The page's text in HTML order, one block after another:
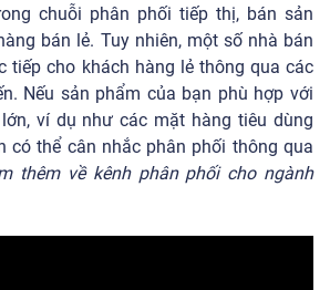
chuỗi phân phối tiếp thị, bán sản
bán lẻ. Tuy nhiên, một số nhà bán
tiếp cho khách hàng lẻ thông qua các
Nếu sản phẩm của bạn phù hợp với
ví dụ như các mặt hàng tiêu dùng
có thể cân nhắc phân phối thông qua
thêm về kênh phân phối cho ngành